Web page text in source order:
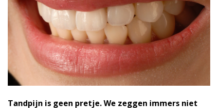
Tandpijn is geen pretje. We zeggen immers niet